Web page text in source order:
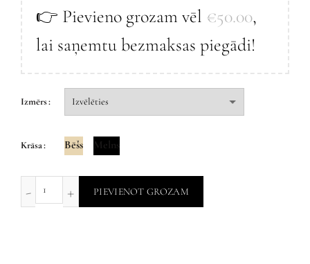
👉 Pievieno grozam vēl €50.00,
lai saņemtu bezmaksas piegādi!
Izmērs
Krāsa Bēšs Melns
PIEVIENOT GROZAM